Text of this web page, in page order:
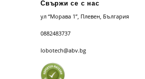
Свържи се с нас
ул “Морава 1”, Плевен, България
0882483737
lobotech@abv.bg